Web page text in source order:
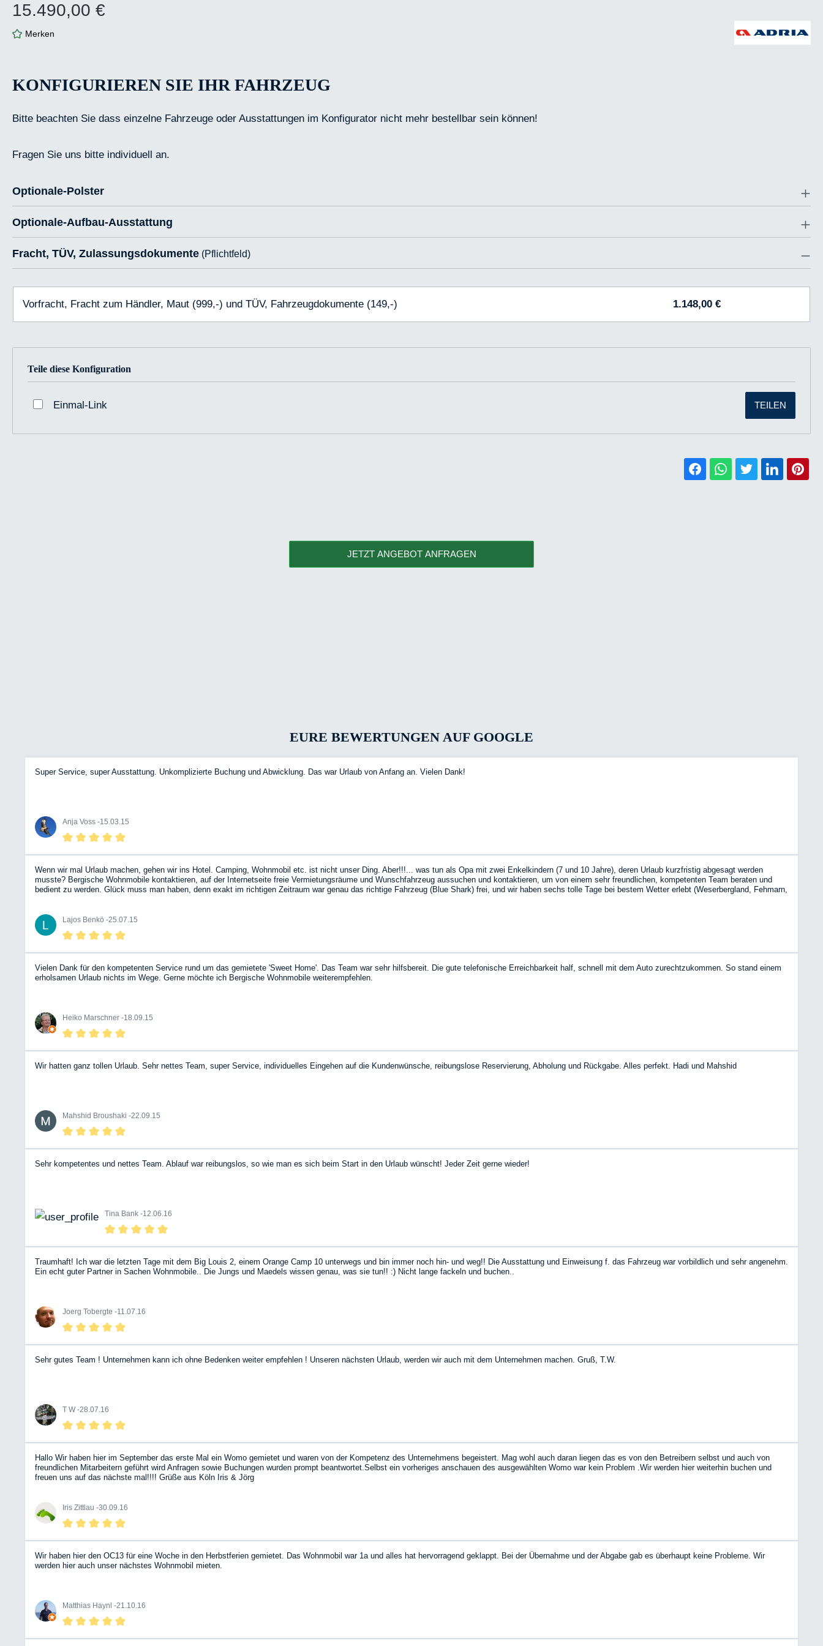
Regulärer Preis:
15.490,00 €
Merken
KONFIGURIEREN SIE IHR FAHRZEUG
Bitte beachten Sie dass einzelne Fahrzeuge oder Ausstattungen im Konfigurator nicht mehr bestellbar sein können!
Fragen Sie uns bitte individuell an.
Optionale-Polster
Optionale-Aufbau-Ausstattung
Fracht, TÜV, Zulassungsdokumente (Pflichtfeld)
Vorfracht, Fracht zum Händler, Maut (999,-) und TÜV, Fahrzeugdokumente (149,-) 1.148,00 €
Teile diese Konfiguration
Einmal-Link TEILEN
JETZT ANGEBOT ANFRAGEN
EURE BEWERTUNGEN AUF GOOGLE
Super Service, super Ausstattung. Unkomplizierte Buchung und Abwicklung. Das war Urlaub von Anfang an. Vielen Dank!
Anja Voss -15.03.15
Wenn wir mal Urlaub machen, gehen wir ins Hotel. Camping, Wohnmobil etc. ist nicht unser Ding. Aber!!!... was tun als Opa mit zwei Enkelkindern (7 und 10 Jahre), deren Urlaub kurzfristig abgesagt werden
musste? Bergische Wohnmobile kontaktieren, auf der Internetseite freie Vermietungsräume und Wunschfahrzeug aussuchen und kontaktieren, um von einem sehr freundlichen, kompetenten Team beraten und
bedient zu werden. Glück muss man haben, denn exakt im richtigen Zeitraum war genau das richtige Fahrzeug (Blue Shark) frei, und wir haben sechs tolle Tage bei bestem Wetter erlebt (Weserbergland, Fehmarn,
Lajos Benkö -25.07.15
Vielen Dank für den kompetenten Service rund um das gemietete 'Sweet Home'. Das Team war sehr hilfsbereit. Die gute telefonische Erreichbarkeit half, schnell mit dem Auto zurechtzukommen. So stand einem
erholsamen Urlaub nichts im Wege. Gerne möchte ich Bergische Wohnmobile weiterempfehlen.
Heiko Marschner -18.09.15
Wir hatten ganz tollen Urlaub. Sehr nettes Team, super Service, individuelles Eingehen auf die Kundenwünsche, reibungslose Reservierung, Abholung und Rückgabe. Alles perfekt. Hadi und Mahshid
Mahshid Broushaki -22.09.15
Sehr kompetentes und nettes Team. Ablauf war reibungslos, so wie man es sich beim Start in den Urlaub wünscht! Jeder Zeit gerne wieder!
Tina Bank -12.06.16
Traumhaft! Ich war die letzten Tage mit dem Big Louis 2, einem Orange Camp 10 unterwegs und bin immer noch hin- und weg!! Die Ausstattung und Einweisung f. das Fahrzeug war vorbildlich und sehr angenehm.
Ein echt guter Partner in Sachen Wohnmobile.. Die Jungs und Maedels wissen genau, was sie tun!! :) Nicht lange fackeln und buchen..
Joerg Tobergte -11.07.16
Sehr gutes Team ! Unternehmen kann ich ohne Bedenken weiter empfehlen ! Unseren nächsten Urlaub, werden wir auch mit dem Unternehmen machen. Gruß, T.W.
T W -28.07.16
Hallo Wir haben hier im September das erste Mal ein Womo gemietet und waren von der Kompetenz des Unternehmens begeistert. Mag wohl auch daran liegen das es von den Betreibern selbst und auch von
freundlichen Mitarbeitern geführt wird Anfragen sowie Buchungen wurden prompt beantwortet.Selbst ein vorheriges anschauen des ausgewählten Womo war kein Problem .Wir werden hier weiterhin buchen und
freuen uns auf das nächste mal!!!! Grüße aus Köln Iris & Jörg
Iris Zittlau -30.09.16
Wir haben hier den OC13 für eine Woche in den Herbstferien gemietet. Das Wohnmobil war 1a und alles hat hervorragend geklappt. Bei der Übernahme und der Abgabe gab es überhaupt keine Probleme. Wir
werden hier auch unser nächstes Wohnmobil mieten.
Matthias Haynl -21.10.16